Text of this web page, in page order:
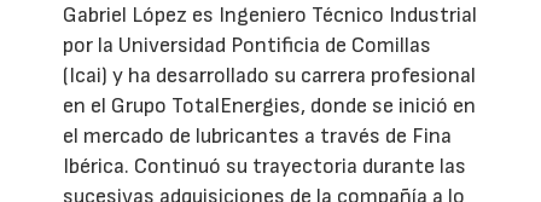
Gabriel López es Ingeniero Técnico Industrial
por la Universidad Pontificia de Comillas
(Icai) y ha desarrollado su carrera profesional
en el Grupo TotalEnergies, donde se inició en
el mercado de lubricantes a través de Fina
Ibérica. Continuó su trayectoria durante las
sucesivas adquisiciones de la compañía a lo